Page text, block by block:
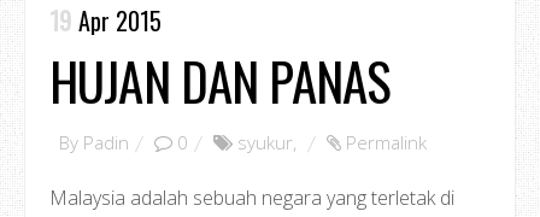
19 Apr 2015
HUJAN DAN PANAS
By Padin 0 syukur, Permalink
Malaysia adalah sebuah negara yang terletak di